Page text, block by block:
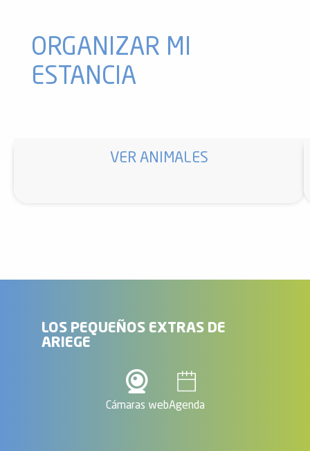
ORGANIZAR MI
ESTANCIA
VER ANIMALES
LOS PEQUEÑOS EXTRAS DE
ARIEGE
Cámaras webAgenda